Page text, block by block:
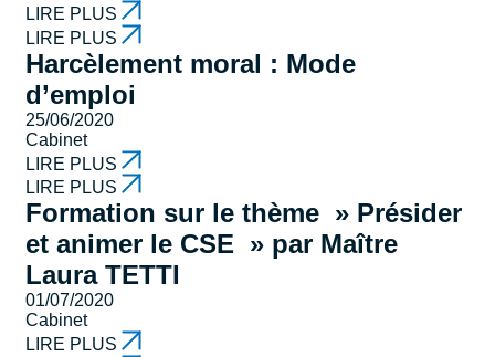
LIRE PLUS
LIRE PLUS
Harcèlement moral : Mode
d’emploi
25/06/2020
Cabinet
LIRE PLUS
LIRE PLUS
Formation sur le thème » Présider
et animer le CSE » par Maître
Laura TETTI
01/07/2020
Cabinet
LIRE PLUS